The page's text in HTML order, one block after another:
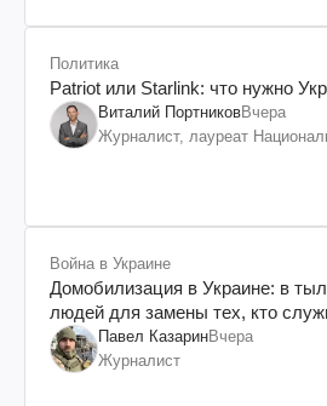
Политика
Patriot или Starlink: что нужно
Виталий ПортниковВчера
Журналист, лауреат
Война в Украине
Домобилизация в Украине: в
людей для замены тех, кто
Павел КазаринВчера
Журналист